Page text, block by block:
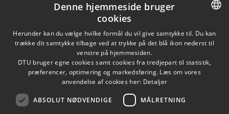
LINKEDIN
INSTAGRAM
FACEBOOK
YOUTUBE
DANISH
ENGLISH
Denne hjemmeside bruger
cookies
Herunder kan du vælge hvilke formål du vil give samtykke til. Du kan
trække dit samtykke tilbage ved at trykke på det blå ikon nederst til
venstre på hjemmesiden.
DTU bruger egne cookies samt cookies fra tredjepart til statistik,
præferencer, optimering og markedsføring. Læs om vores
anvendelse af cookies her: Detaljer
ABSOLUT NØDVENDIGE MÅLRETNING